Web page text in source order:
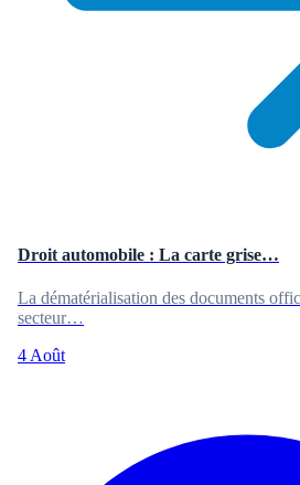
Droit automobile : La carte grise…
La dématérialisation des documents
secteur…
4 Août